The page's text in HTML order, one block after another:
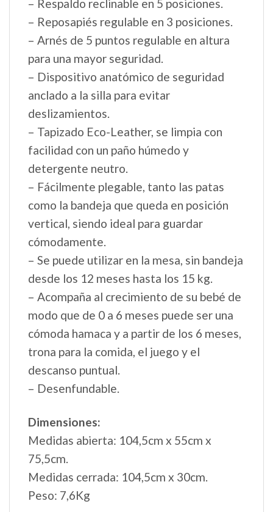
– Respaldo reclinable en 5 posiciones.
– Reposapiés regulable en 3 posiciones.
– Arnés de 5 puntos regulable en altura
para una mayor seguridad.
– Dispositivo anatómico de seguridad
anclado a la silla para evitar
deslizamientos.
– Tapizado Eco-Leather, se limpia con
facilidad con un paño húmedo y
detergente neutro.
– Fácilmente plegable, tanto las patas
como la bandeja que queda en posición
vertical, siendo ideal para guardar
cómodamente.
– Se puede utilizar en la mesa, sin bandeja
desde los 12 meses hasta los 15 kg.
– Acompaña al crecimiento de su bebé de
modo que de 0 a 6 meses puede ser una
cómoda hamaca y a partir de los 6 meses,
trona para la comida, el juego y el
descanso puntual.
– Desenfundable.
Dimensiones:
Medidas abierta: 104,5cm x 55cm x
75,5cm.
Medidas cerrada: 104,5cm x 30cm.
Peso: 7,6Kg